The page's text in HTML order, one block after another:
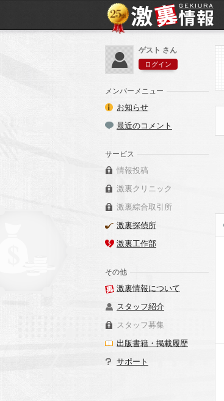
ゲスト さん
ログイン
メンバーメニュー
お知らせ
最近のコメント
サービス
情報投稿
激裏クリニック
激裏綜合取引所
激裏探偵所
激裏工作部
その他
激裏情報について
スタッフ紹介
スタッフ募集
出版書籍・掲載履歴
サポート